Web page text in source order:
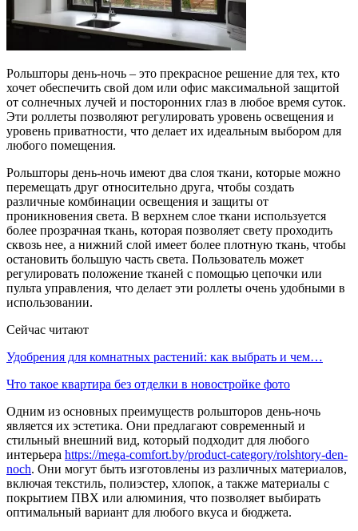
Рольшторы день-ночь – это прекрасное решение для тех, кто
хочет обеспечить свой дом или офис максимальной защитой
от солнечных лучей и посторонних глаз в любое время суток.
Эти роллеты позволяют регулировать уровень освещения и
уровень приватности, что делает их идеальным выбором для
любого помещения.
Рольшторы день-ночь имеют два слоя ткани, которые можно
перемещать друг относительно друга, чтобы создать
различные комбинации освещения и защиты от
проникновения света. В верхнем слое ткани используется
более прозрачная ткань, которая позволяет свету проходить
сквозь нее, а нижний слой имеет более плотную ткань, чтобы
остановить большую часть света. Пользователь может
регулировать положение тканей с помощью цепочки или
пульта управления, что делает эти роллеты очень удобными в
использовании.
Сейчас читают
Удобрения для комнатных растений: как выбрать и чем…
Что такое квартира без отделки в новостройке фото
Одним из основных преимуществ рольшторов день-ночь
является их эстетика. Они предлагают современный и
стильный внешний вид, который подходит для любого
интерьера https://mega-comfort.by/product-category/rolshtory-den-
noch. Они могут быть изготовлены из различных материалов,
включая текстиль, полиэстер, хлопок, а также материалы с
покрытием ПВХ или алюминия, что позволяет выбирать
оптимальный вариант для любого вкуса и бюджета.